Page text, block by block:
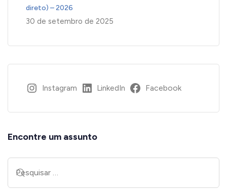
direto) – 2026
30 de setembro de 2025
Instagram LinkedIn Facebook
Encontre um assunto